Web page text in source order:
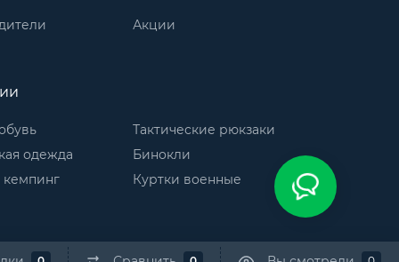
Акции
одежда
Тактические рюкзаки
Бинокли
Куртки военные